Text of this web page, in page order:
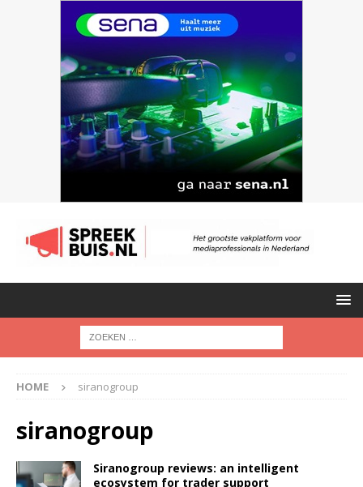
HOME siranogroup
siranogroup
Siranogroup reviews: an intelligent
ecosystem for trader support